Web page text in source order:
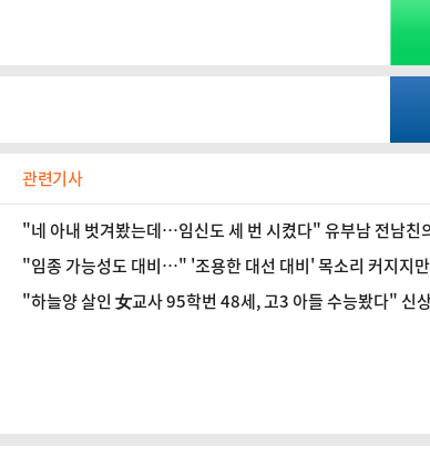
관련기사
"네 아내 벗겨봤는데…임신도 세 번 시켰다" 유부남 전남친
"임종 가능성도 대비…" '조용한 대선 대비' 목소리 커지지
"하늘양 살인 女교사 95학번 48세, 고3 아들 수능봤다" 신